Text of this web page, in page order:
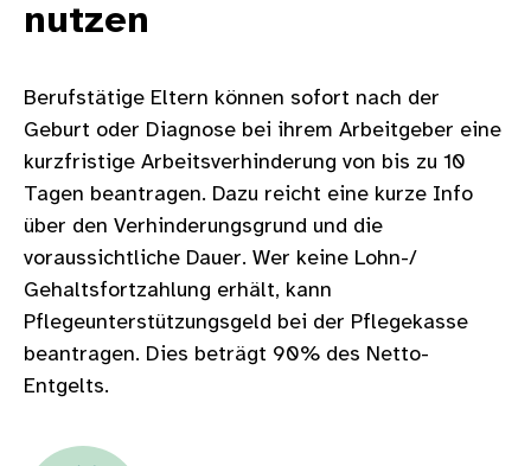
nutzen
Berufstätige Eltern können sofort nach der
Geburt oder Diagnose bei ihrem Arbeitgeber eine
kurzfristige Arbeitsverhinderung von bis zu 10
Tagen beantragen. Dazu reicht eine kurze Info
über den Verhinderungsgrund und die
voraussichtliche Dauer. Wer keine Lohn-/
Gehaltsfortzahlung erhält, kann
Pflegeunterstützungsgeld bei der Pflegekasse
beantragen. Dies beträgt 90% des Netto-
Entgelts.